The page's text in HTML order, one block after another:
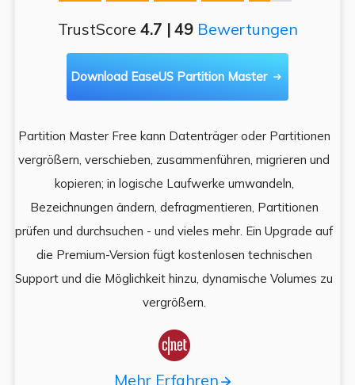
TrustScore 4.7 | 49 Bewertungen
Download EaseUS Partition Master 
Partition Master Free kann Datenträger oder Partitionen
vergrößern, verschieben, zusammenführen, migrieren und
kopieren; in logische Laufwerke umwandeln,
Bezeichnungen ändern, defragmentieren, Partitionen
prüfen und durchsuchen - und vieles mehr. Ein Upgrade auf
die Premium-Version fügt kostenlosen technischen
Support und die Möglichkeit hinzu, dynamische Volumes zu
vergrößern.

Mehr Erfahren